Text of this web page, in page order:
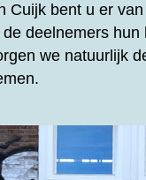
Cuijk bent u er
deelnemers
we natuurlijk